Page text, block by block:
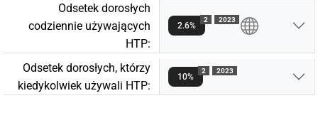
Odsetek dorosłych
codziennie używających
HTP:
2.6%
2 2023
Odsetek dorosłych, którzy
kiedykolwiek używali HTP:
10%
2 2023